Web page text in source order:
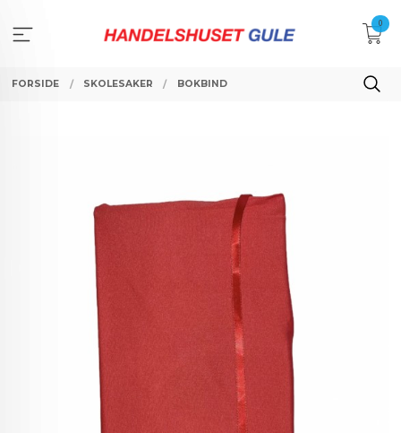
innholdet
0
FORSIDE SKOLESAKER BOKBIND